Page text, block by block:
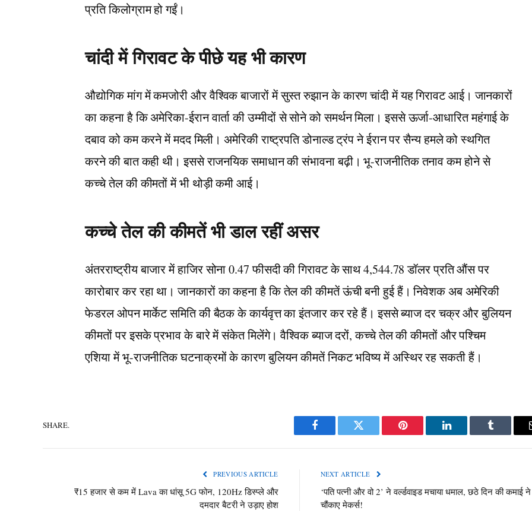
प्रति किलोग्राम हो गईं।
चांदी में गिरावट के पीछे यह भी कारण
औद्योगिक मांग में कमजोरी और वैश्विक बाजारों में सुस्त रुझान के कारण चांदी में यह गिरावट आई। जानकारों
का कहना है कि अमेरिका-ईरान वार्ता की उम्मीदों से सोने को समर्थन मिला। इससे ऊर्जा-आधारित महंगाई के
दबाव को कम करने में मदद मिली। अमेरिकी राष्ट्रपति डोनाल्ड ट्रंप ने ईरान पर सैन्य हमले को स्थगित
करने की बात कही थी। इससे राजनयिक समाधान की संभावना बढ़ी। भू-राजनीतिक तनाव कम होने से
कच्चे तेल की कीमतों में भी थोड़ी कमी आई।
कच्चे तेल की कीमतें भी डाल रहीं असर
अंतरराष्ट्रीय बाजार में हाजिर सोना 0.47 फीसदी की गिरावट के साथ 4,544.78 डॉलर प्रति औंस पर
कारोबार कर रहा था। जानकारों का कहना है कि तेल की कीमतें ऊंची बनी हुई हैं। निवेशक अब अमेरिकी
फेडरल ओपन मार्केट समिति की बैठक के कार्यवृत्त का इंतजार कर रहे हैं। इससे ब्याज दर चक्र और बुलियन
कीमतों पर इसके प्रभाव के बारे में संकेत मिलेंगे। वैश्विक ब्याज दरों, कच्चे तेल की कीमतों और पश्चिम
एशिया में भू-राजनीतिक घटनाक्रमों के कारण बुलियन कीमतें निकट भविष्य में अस्थिर रह सकती हैं।
SHARE.
Facebook Twitter Pinterest LinkedIn Tumblr
PREVIOUS ARTICLE
₹15 हजार से कम में Lava का धांसू 5G फोन, 120Hz डिस्प्ले और
दमदार बैटरी ने उड़ाए होश
NEXT ARTICLE
‘पति पत्नी और वो 2’ ने वर्ल्डवाइड मचाया धमाल, छठे दिन की कमाई ने
चौंकाए मेकर्स!